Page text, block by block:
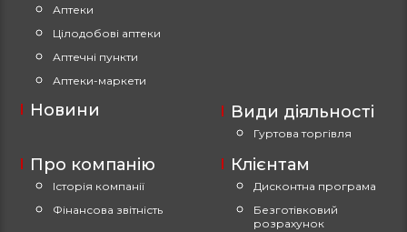
Аптеки
Цілодобові аптеки
Аптечні пункти
Аптеки-маркети
Про компанію
Історія компанії
Фінансова звітність
Види діяльності
Гуртова торгівля
Новини
Клієнтам
Дисконтна програма
Безготівковий
розрахунок